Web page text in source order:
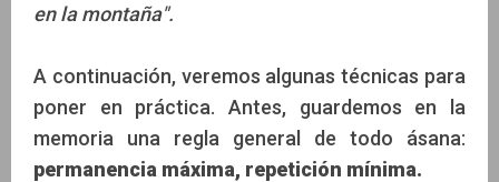
en la montaña".
A continuación, veremos algunas técnicas para
poner en práctica. Antes, guardemos en la
memoria una regla general de todo ásana:
permanencia máxima, repetición mínima.